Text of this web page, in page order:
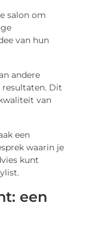
salon om
van hun
andere
resultaten. Dit
van
een
waarin je
kunt
een